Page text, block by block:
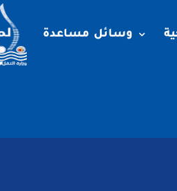
وسائل مساعدة